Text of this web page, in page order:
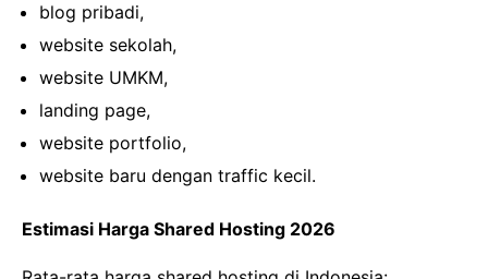
blog pribadi,
website sekolah,
website UMKM,
landing page,
website portfolio,
website baru dengan traffic kecil.
Estimasi Harga Shared Hosting 2026